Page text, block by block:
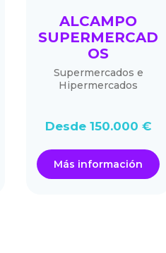
ALCAMPO
SUPERMERCAD
OS
Supermercados e
Hipermercados
Desde 150.000 €
Más información